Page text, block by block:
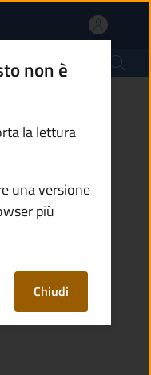
DPC -
-
non è
la lettura
una versione
più
Chiudi